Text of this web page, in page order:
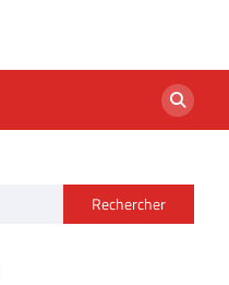
Rechercher